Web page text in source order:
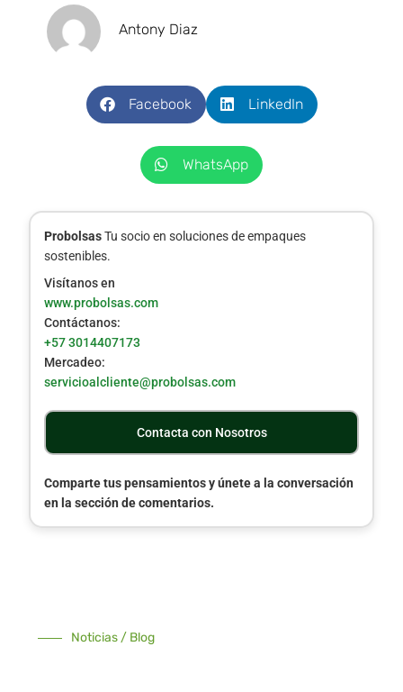
Antony Diaz
Facebook LinkedIn
WhatsApp
ProbolsasTu socio en soluciones de empaques
sostenibles.
Visítanos en
www.probolsas.com
Contáctanos:
+57 3014407173
Mercadeo:
servicioalcliente@probolsas.com
Contacta con Nosotros
Comparte tus pensamientos y únete a la conversación
en la sección de comentarios.
Noticias / Blog